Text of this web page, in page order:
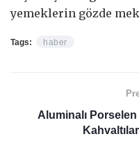
yemeklerin gözde
Tags: haber
Aluminalı